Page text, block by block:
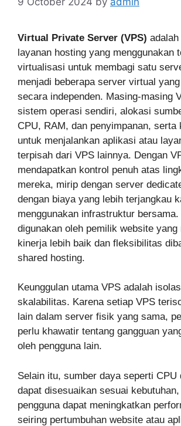
Virtual Private Server (VPS)
layanan hosting yang menggunakan
virtualisasi untuk membagi satu
menjadi beberapa server virtual
secara independen. Masing-masing
sistem operasi sendiri, alokasi
CPU, RAM, dan penyimpanan, serta
untuk menjalankan aplikasi atau
terpisah dari VPS lainnya. Dengan
mendapatkan kontrol penuh atas
mereka, mirip dengan server
dengan biaya yang lebih terjangkau
menggunakan infrastruktur
digunakan oleh pemilik website yang
kinerja lebih baik dan fleksibilitas
shared hosting.
Keunggulan utama VPS adalah
skalabilitas. Karena setiap VPS
lain dalam server fisik yang sama,
perlu khawatir tentang gangguan
oleh pengguna lain.
Selain itu, sumber daya seperti CPU
dapat disesuaikan sesuai
pengguna dapat meningkatkan
seiring pertumbuhan website atau